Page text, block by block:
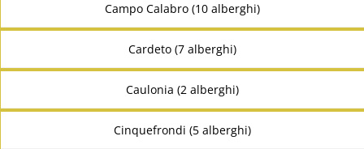
Campo Calabro (10 alberghi)
Cardeto (7 alberghi)
Caulonia (2 alberghi)
Cinquefrondi (5 alberghi)